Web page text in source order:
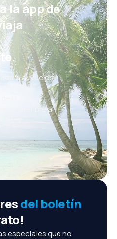
la app de
día: vuelos,
de reservas
siempre al
del boletín
especiales que no